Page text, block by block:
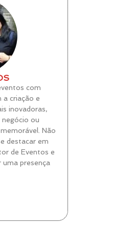
com
a criação e
inovadoras,
negócio ou
Não
destacar em
de Eventos e
presença